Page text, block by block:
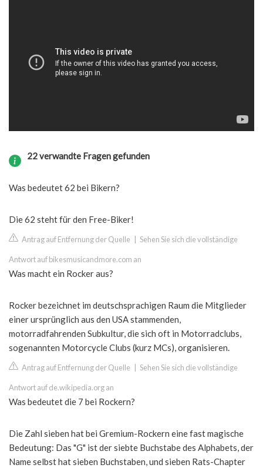
22 verwandte Fragen gefunden
Was bedeutet 62 bei Bikern?
Die 62 steht für den Free-Biker!
Antrag auf Entfernung der Quelle Sehen Sie sich die vollständige
Antwort auf bikesmusicandmore.com an
Was macht ein Rocker aus?
Rocker bezeichnet im deutschsprachigen Raum die Mitglieder
einer ursprünglich aus den USA stammenden,
motorradfahrenden Subkultur, die sich oft in Motorradclubs,
sogenannten Motorcycle Clubs (kurz MCs), organisieren.
Antrag auf Entfernung der Quelle Sehen Sie sich die vollständige
Antwort auf de.wikipedia.org an
Was bedeutet die 7 bei Rockern?
Die Zahl sieben hat bei Gremium-Rockern eine fast magische
Bedeutung: Das "G" ist der siebte Buchstabe des Alphabets, der
Name selbst hat sieben Buchstaben, und sieben Rats-Chapter